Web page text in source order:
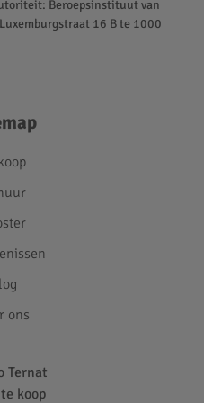
Beroepsinstituut van
16 B te 1000
ons
Ternat
koop